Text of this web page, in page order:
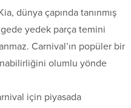
dünya çapında tanınmış
yedek parça temini
Carnival’ın popüler bir
olumlu yönde
için piyasada